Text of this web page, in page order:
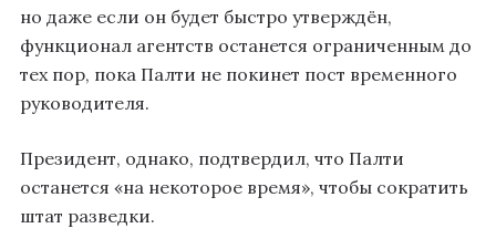
но даже если он будет быстро утверждён,
функционал агентств останется ограниченным до
тех пор, пока Палти не покинет пост временного
руководителя.
Президент, однако, подтвердил, что Палти
останется «на некоторое время», чтобы сократить
штат разведки.